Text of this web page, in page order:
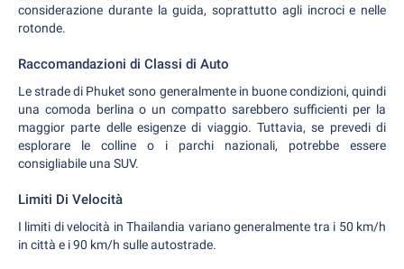
considerazione durante la guida, soprattutto agli incroci e nelle
rotonde.
Raccomandazioni di Classi di Auto
Le strade di Phuket sono generalmente in buone condizioni, quindi
una comoda berlina o un compatto sarebbero sufficienti per la
maggior parte delle esigenze di viaggio. Tuttavia, se prevedi di
esplorare le colline o i parchi nazionali, potrebbe essere
consigliabile una SUV.
Limiti Di Velocità
I limiti di velocità in Thailandia variano generalmente tra i 50 km/h
in città e i 90 km/h sulle autostrade.